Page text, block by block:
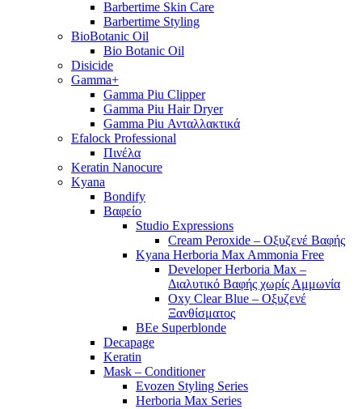
Barbertime Skin Care
Barbertime Styling
BioBotanic Oil
Bio Botanic Oil
Disicide
Gamma+
Gamma Piu Clipper
Gamma Piu Hair Dryer
Gamma Piu Ανταλλακτικά
Efalock Professional
Πινέλα
Keratin Nanocure
Kyana
Bondify
Βαφείο
Studio Expressions
Cream Peroxide – Οξυζενέ Βαφής
Kyana Herboria Max Ammonia Free
Developer Herboria Max –
Διαλυτικό Βαφής χωρίς Αμμωνία
Oxy Clear Blue – Οξυζενέ
Ξανθίσματος
BEe Superblonde
Decapage
Keratin
Mask – Conditioner
Evozen Styling Series
Herboria Max Series